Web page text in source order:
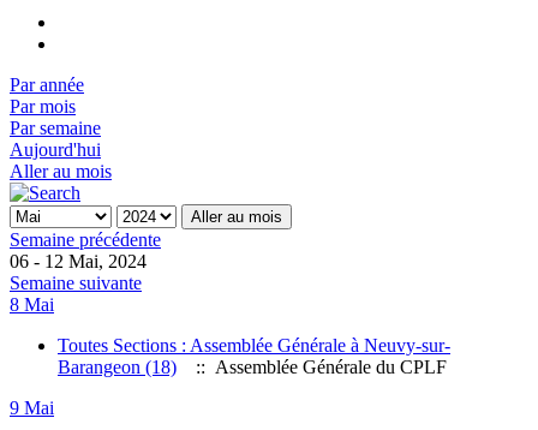
Par année
Par mois
Par semaine
Aujourd'hui
Aller au mois
Aller au mois
Semaine précédente
06 - 12 Mai, 2024
Semaine suivante
8 Mai
Toutes Sections : Assemblée Générale à Neuvy-sur-
Barangeon (18)
:: Assemblée Générale du CPLF
9 Mai